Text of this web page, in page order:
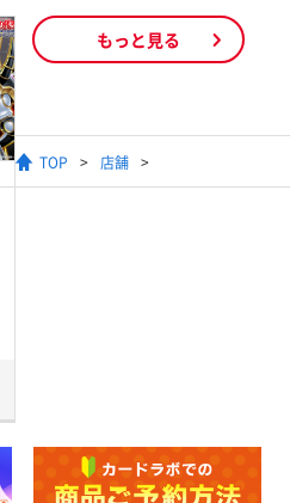
もっと見る
TOP 店舗